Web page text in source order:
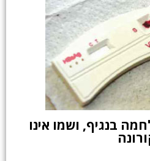
בנגיף, ושמו אינו